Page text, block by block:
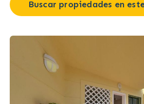
Buscar propiedades en